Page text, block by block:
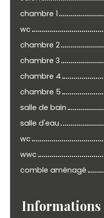
chambre 1
wc
chambre 2
chambre 3
chambre 4
chambre 5
salle de bain
salle d'eau
wc
wwc
comble aménagé
Informations